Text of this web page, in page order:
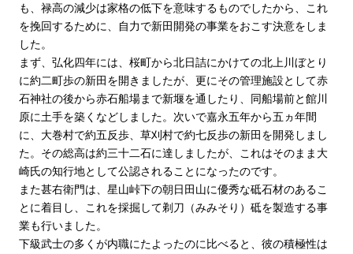
も、禄高の減少は家格の低下を意味するものでしたから、これ
を挽回するために、自力で新田開発の事業をおこす決意をしま
した。
まず、弘化四年には、桜町から北日詰にかけての北上川ぼとり
に約二町歩の新田を開きましたが、更にその管理施設として赤
石神社の後から赤石船場まで新堰を通したり、同船場前と館川
原に土手を築くなどしました。次いで嘉永五年から五ヵ年間
に、大巻村で約五反歩、草刈村で約七反歩の新田を開発しまし
た。その総高は約三十二石に達しましたが、これはそのまま大
崎氏の知行地として公認されることになったのです。
また甚右衛門は、星山峠下の朝日田山に優秀な砥石材のあるこ
とに着目し、これを採掘して剃刀（みみそり）砥を製造する事
業も行いました。
下級武士の多くが内職にたよったのに比べると、彼の積極性は